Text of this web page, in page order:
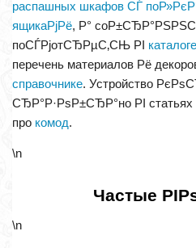
распашных шкафов СЃ
ящикаРјРё, Р°
поСЃРјотСЂРµС‚СЊ РІ
перечень материалов Рё
справочнике. Устройство
СЂР°Р·РѕР±СЂР°но РІ статьях
про комод.
\n
Частые
\n